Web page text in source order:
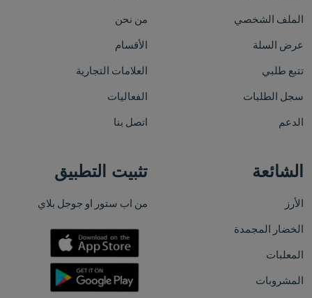
الملف الشخصي
عرض السلة
تتبع طلبي
سجل الطلبات
الدعم
من نحن
الأقسام
العلامات التجارية
الفعاليات
اتصل بنا
الشائعة
الأرز
الخضار المجمدة
المعلبات
المشروبات
تثبيت التطبيق
من اب ستور او جوجل بلاي